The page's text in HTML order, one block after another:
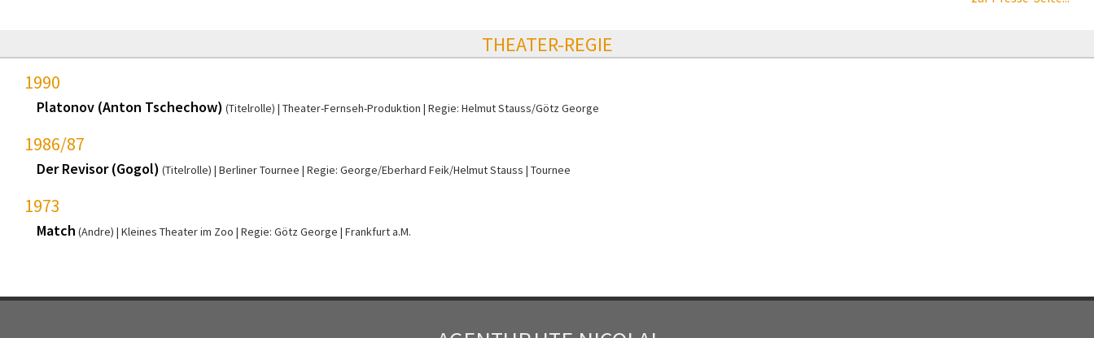
THEATER-REGIE
1990
Platonov (Anton Tschechow) (Titelrolle) Theater-Fernseh-Produktion Regie: Helmut Stauss/Götz George
1986/87
Der Revisor (Gogol) (Titelrolle) Berliner Tournee Regie: George/Eberhard Feik/Helmut Stauss Tournee
1973
Match (Andre) Kleines Theater im Zoo Regie: Götz George Frankfurt a.M.